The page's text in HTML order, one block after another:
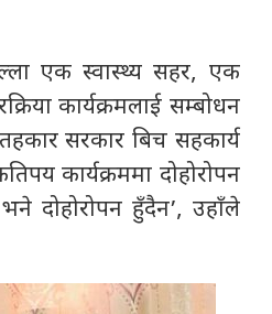
एक स्वास्थ्य सहर, एक
कार्यक्रमलाई सम्बोधन
सरकार बिच सहकार्य
कार्यक्रममा दोहोरोपन
दोहोरोपन हुँदैन’, उहाँले